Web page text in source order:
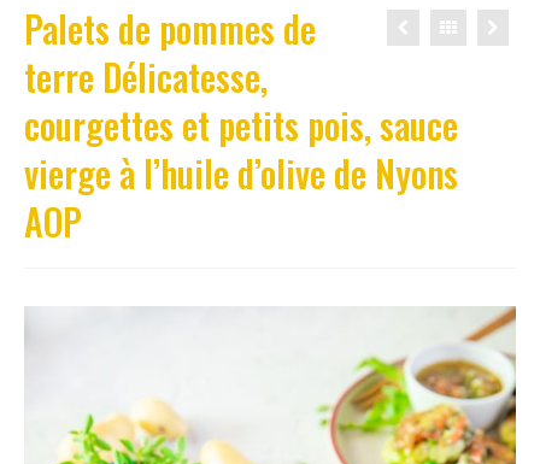
Palets de pommes de
terre Délicatesse,
courgettes et petits pois, sauce
vierge à l’huile d’olive de Nyons
AOP